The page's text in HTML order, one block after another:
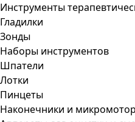
Инструменты
Гладилки
Зонды
Наборы инструментов
Шпатели
Лотки
Пинцеты
Наконечники и